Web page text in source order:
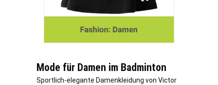
Mode für Damen im Badminton
Sportlich-elegante Damenkleidung von Victor